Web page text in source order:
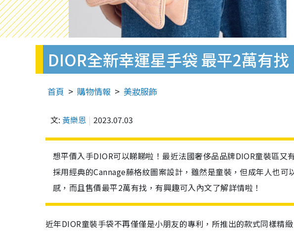
DIOR全新幸運星手袋 最平2萬有
首頁 購物情報 美妝服飾
文: 黃樂恩 2023.07.03
想平價入手DIOR可以睇睇啦！最近法國奢侈品品牌DIOR童裝區
採用經典的Cannage藤格紋圖案設計，雖然是童裝，但成年人也
感，而且售價最平2萬有找，有興趣可入內文了解詳情啦！
近年DIOR童裝手袋不再僅僅是小朋友的專利，所推出的款式同樣精